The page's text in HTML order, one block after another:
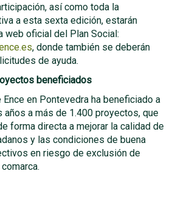
así como toda la
a esta sexta edición, estarán
web oficial del Plan Social:
, donde también se deberán
de ayuda.
beneficiados
Ence en Pontevedra ha beneficiado a
años a más de 1.400 proyectos, que
forma directa a mejorar la calidad de
y las condiciones de buena
en riesgo de exclusión de